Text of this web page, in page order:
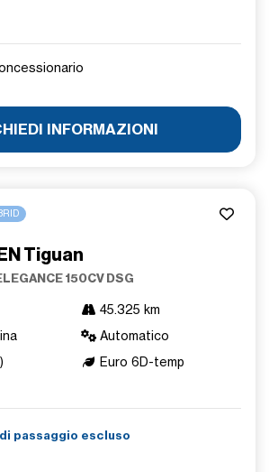
INFORMAZIONI
Tiguan
150CV DSG
45.325 km
Automatico
Euro 6D-temp
passaggio escluso